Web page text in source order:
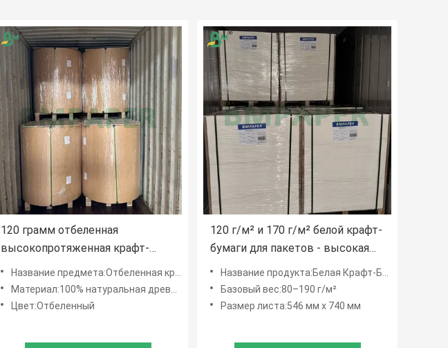
120 грамм отбеленная
высокопротяженная крафт-
бумага для руллов для пакетов
для покупок
Название предмета:Отбеленная крафт-бумага высокой растяжки 120 г/м²
Материал:100% натуральная древесная целлюлоза
Цвет:Отбеленный
120 г/м² и 170 г/м² белой крафт-
бумаги для пакетов - высокая
прочность на разрыв и
растяжение для флексо /
офсетной печати
Название продукта:Белая Крафт-Бумага
Базовый вес:80–190 г/м²
Размер листа:546 мм х 740 мм